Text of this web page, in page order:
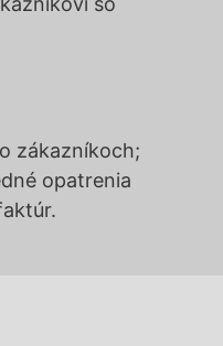
zákazníkoch;
opatrenia